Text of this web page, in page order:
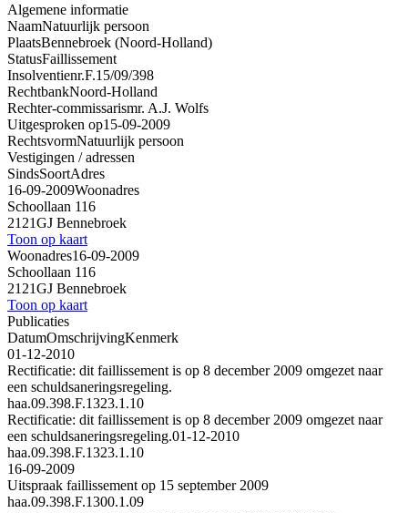
Algemene informatie
NaamNatuurlijk persoon
PlaatsBennebroek (Noord-Holland)
StatusFaillissement
Insolventienr.F.15/09/398
RechtbankNoord-Holland
Rechter-commissarismr. A.J. Wolfs
Uitgesproken op15-09-2009
RechtsvormNatuurlijk persoon
Vestigingen / adressen
SindsSoortAdres
16-09-2009Woonadres
Schoollaan 116
2121GJ Bennebroek
Toon op kaart
Woonadres16-09-2009
Schoollaan 116
2121GJ Bennebroek
Toon op kaart
Publicaties
DatumOmschrijvingKenmerk
01-12-2010
Rectificatie: dit faillissement is op 8 december 2009 omgezet naar
een schuldsaneringsregeling.
haa.09.398.F.1323.1.10
Rectificatie: dit faillissement is op 8 december 2009 omgezet naar
een schuldsaneringsregeling.01-12-2010
haa.09.398.F.1323.1.10
16-09-2009
Uitspraak faillissement op 15 september 2009
haa.09.398.F.1300.1.09